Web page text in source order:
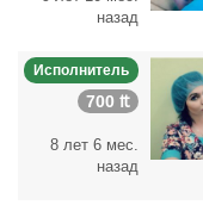
назад
Исполнитель
700 ₶
8 лет 6 мес.
назад